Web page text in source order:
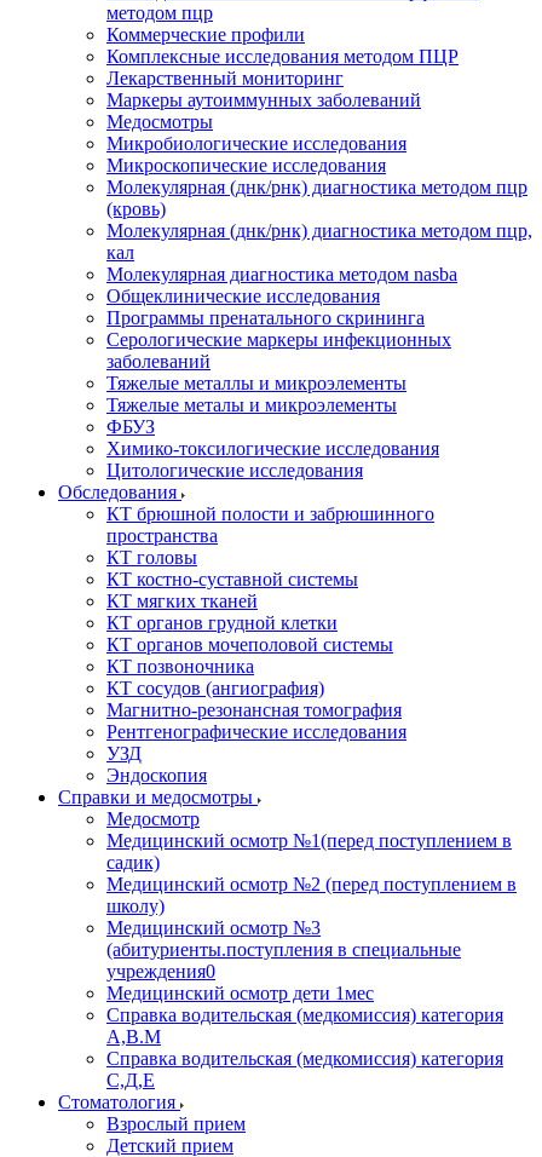
методом пцр
Коммерческие профили
Комплексные исследования методом ПЦР
Лекарственный мониторинг
Маркеры аутоиммунных заболеваний
Медосмотры
Микробиологические исследования
Микроскопические исследования
Молекулярная (днк/рнк) диагностика методом пцр
(кровь)
Молекулярная (днк/рнк) диагностика методом пцр,
кал
Молекулярная диагностика методом nasba
Общеклинические исследования
Программы пренатального скрининга
Серологические маркеры инфекционных
заболеваний
Тяжелые металлы и микроэлементы
Тяжелые металы и микроэлементы
ФБУЗ
Химико-токсилогические исследования
Цитологические исследования
Обследования
КТ брюшной полости и забрюшинного
пространства
КТ головы
КТ костно-суставной системы
КТ мягких тканей
КТ органов грудной клетки
КТ органов мочеполовой системы
КТ позвоночника
КТ сосудов (ангиография)
Магнитно-резонансная томография
Рентгенографические исследования
УЗД
Эндоскопия
Справки и медосмотры
Медосмотр
Медицинский осмотр №1(перед поступлением в
садик)
Медицинский осмотр №2 (перед поступлением в
школу)
Медицинский осмотр №3
(абитуриенты.поступления в специальные
учреждения0
Медицинский осмотр дети 1мес
Справка водительская (медкомиссия) категория
А,В.М
Справка водительская (медкомиссия) категория
С,Д,Е
Стоматология
Взрослый прием
Детский прием